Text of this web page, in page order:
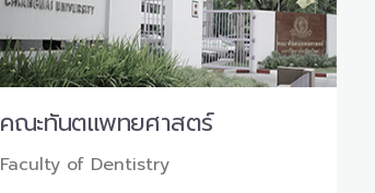
คณะทันตแพทยศาสตร์
Faculty of Dentistry